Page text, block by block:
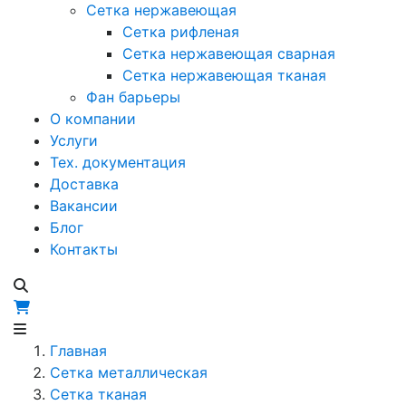
Сетка нержавеющая
Сетка рифленая
Сетка нержавеющая сварная
Сетка нержавеющая тканая
Фан барьеры
О компании
Услуги
Тех. документация
Доставка
Вакансии
Блог
Контакты
Главная
Сетка металлическая
Сетка тканая